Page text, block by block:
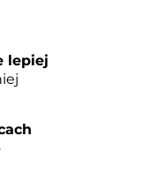
lepiej